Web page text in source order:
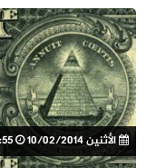
الأثنين 10/02/2014